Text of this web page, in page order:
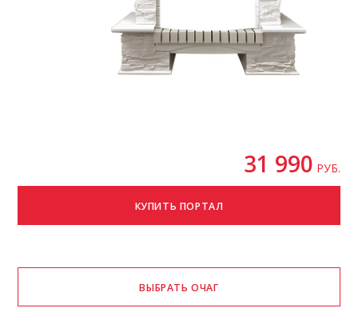
31 990 РУБ.